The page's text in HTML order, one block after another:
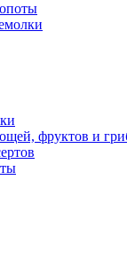
фруктов и